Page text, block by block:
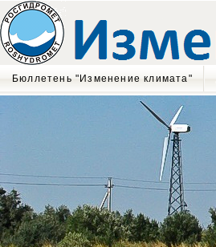
Бюллетень "Изменение климата"